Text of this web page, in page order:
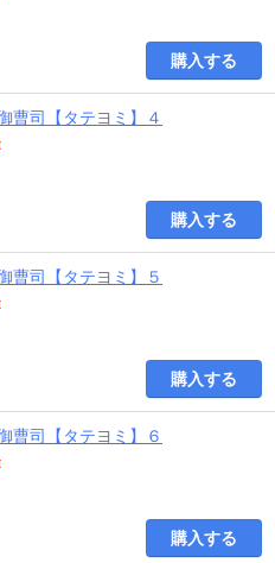
購入する
曹司【タテヨミ】４
購入する
曹司【タテヨミ】５
購入する
曹司【タテヨミ】６
購入する